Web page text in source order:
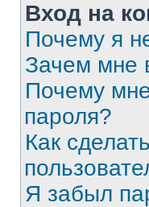
Вход на
Почему я
Зачем мне
Почему
пароля?
Как
Я забыл